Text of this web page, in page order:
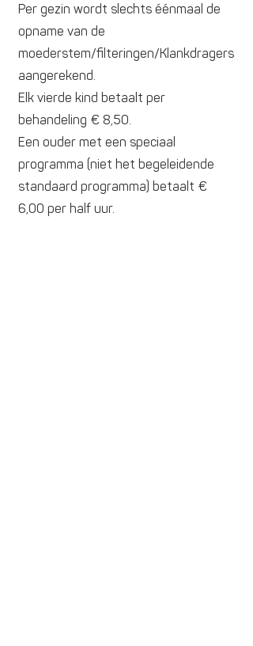
Per gezin wordt slechts éénmaal de
opname van de
moederstem/filteringen/Klankdragers
aangerekend.
Elk vierde kind betaalt per
behandeling € 8,50.
Een ouder met een speciaal
programma (niet het begeleidende
standaard programma) betaalt €
6,00 per half uur.